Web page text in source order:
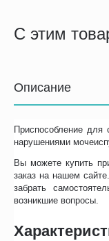
С этим
Описание
Приспособление
нарушениями
Вы можете купить
заказ на нашем
забрать
возникшие вопросы.